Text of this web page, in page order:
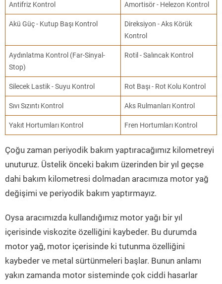
Antifriz Kontrol Amortisör - Helezon Kontrol
Akü Güç - Kutup Başı Kontrol
Direksiyon - Aks Körük
Kontrol
Aydınlatma Kontrol (Far-Sinyal-
Stop)
Rotil - Salıncak Kontrol
Silecek Lastik - Suyu Kontrol Rot Başı - Rot Kolu Kontrol
Sıvı Sızıntı Kontrol Aks Rulmanları Kontrol
Yakıt Hortumları Kontrol Fren Hortumları Kontrol
Çoğu zaman periyodik bakım yaptıracağımız kilometreyi
unuturuz. Üstelik önceki bakım üzerinden bir yıl geçse
dahi bakım kilometresi dolmadan aracımıza motor yağ
değişimi ve periyodik bakım yaptırmayız.
Oysa aracımızda kullandığımız motor yağı bir yıl
içerisinde viskozite özelliğini kaybeder. Bu durumda
motor yağ, motor içerisinde ki tutunma özelliğini
kaybeder ve metal sürtünmeleri başlar. Bunun anlamı
yakın zamanda motor sisteminde çok ciddi hasarlar